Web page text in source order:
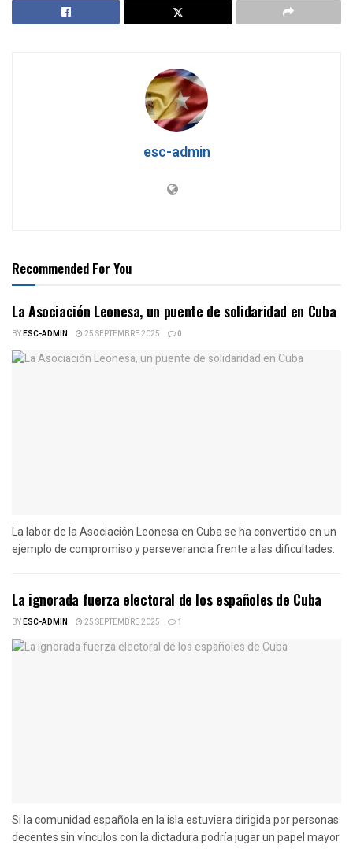
esc-admin
Recommended For You
La Asociación Leonesa, un puente de solidaridad en Cuba
BYESC-ADMIN 25 SEPTEMBRE 2025 0
La labor de la Asociación Leonesa en Cuba se ha convertido en un
ejemplo de compromiso y perseverancia frente a las dificultades.
La ignorada fuerza electoral de los españoles de Cuba
BYESC-ADMIN 25 SEPTEMBRE 2025 1
Si la comunidad española en la isla estuviera dirigida por personas
decentes sin vínculos con la dictadura podría jugar un papel mayor